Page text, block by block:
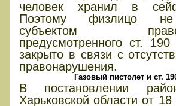
человек хранил в
Поэтому физлицо не
субъектом
предусмотренного ст.
закрыто в связи с
правонарушения.
Газовый пистолет и ст.
В постановлении
Харьковской области от